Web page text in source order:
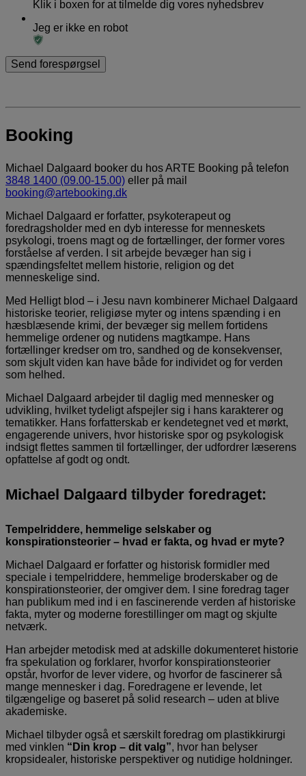
Klik i boxen for at tilmelde dig vores nyhedsbrev
Jeg er ikke en robot
Booking
Michael Dalgaard booker du hos ARTE Booking på telefon
3848 1400 (09.00-15.00) eller på mail
booking@artebooking.dk
Michael Dalgaard er forfatter, psykoterapeut og
foredragsholder med en dyb interesse for menneskets
psykologi, troens magt og de fortællinger, der former vores
forståelse af verden. I sit arbejde bevæger han sig i
spændingsfeltet mellem historie, religion og det
menneskelige sind.
Med Helligt blod – i Jesu navn kombinerer Michael Dalgaard
historiske teorier, religiøse myter og intens spænding i en
hæsblæsende krimi, der bevæger sig mellem fortidens
hemmelige ordener og nutidens magtkampe. Hans
fortællinger kredser om tro, sandhed og de konsekvenser,
som skjult viden kan have både for individet og for verden
som helhed.
Michael Dalgaard arbejder til daglig med mennesker og
udvikling, hvilket tydeligt afspejler sig i hans karakterer og
tematikker. Hans forfatterskab er kendetegnet ved et mørkt,
engagerende univers, hvor historiske spor og psykologisk
indsigt flettes sammen til fortællinger, der udfordrer læserens
opfattelse af godt og ondt.
Michael Dalgaard tilbyder foredraget:
Tempelriddere, hemmelige selskaber og
konspirationsteorier – hvad er fakta, og hvad er myte?
Michael Dalgaard er forfatter og historisk formidler med
speciale i tempelriddere, hemmelige broderskaber og de
konspirationsteorier, der omgiver dem. I sine foredrag tager
han publikum med ind i en fascinerende verden af historiske
fakta, myter og moderne forestillinger om magt og skjulte
netværk.
Han arbejder metodisk med at adskille dokumenteret historie
fra spekulation og forklarer, hvorfor konspirationsteorier
opstår, hvorfor de lever videre, og hvorfor de fascinerer så
mange mennesker i dag. Foredragene er levende, let
tilgængelige og baseret på solid research – uden at blive
akademiske.
Michael tilbyder også et særskilt foredrag om plastikkirurgi
med vinklen “Din krop – dit valg”, hvor han belyser
kropsidealer, historiske perspektiver og nutidige holdninger.